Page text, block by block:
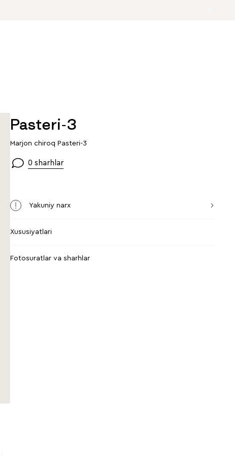
Pasteri-3
Marjon chiroq Pasteri-3
0 sharhlar
Yakuniy narx
Xususiyatlari
Fotosuratlar va sharhlar